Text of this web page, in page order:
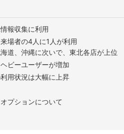
報収集に利用
場者の4人に1人が利用
道、沖縄に次いで、東北各店が上位
ビーユーザーが増加
用状況は大幅に上昇
プションについて